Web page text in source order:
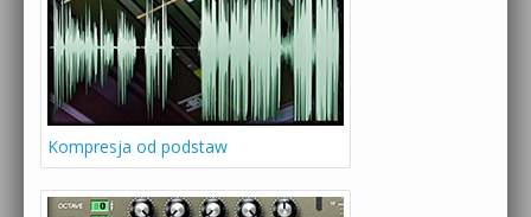
Kompresja od podstaw